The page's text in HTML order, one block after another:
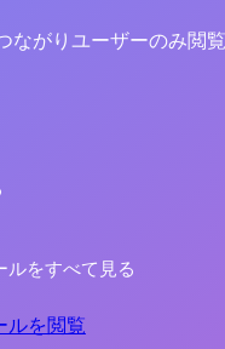
ながりユーザーのみ閲
ルをすべて見る
ルを閲覧